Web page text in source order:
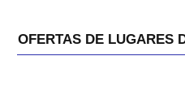
OFERTAS DE LUGARES